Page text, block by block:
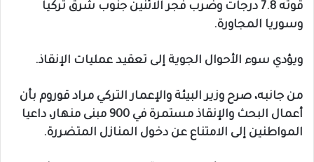
قوته 7.8 درجات وضرب فجر الاثنين جنوب شرق تركيا
وسوريا المجاورة.
ويؤدي سوء الأحوال الجوية إلى تعقيد عمليات الإنقاذ.
من جانبه، صرح وزير البيئة والإعمار التركي مراد قوروم بأن
أعمال البحث والإنقاذ مستمرة في 900 مبنى منهار، داعيا
المواطنين إلى الامتناع عن دخول المنازل المتضررة.